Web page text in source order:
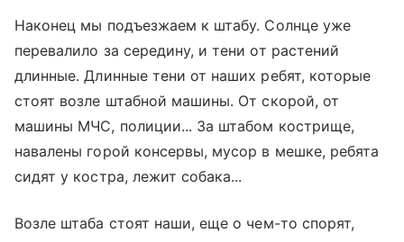
Наконец мы подъезжаем к штабу. Солнце уже
перевалило за середину, и тени от растений
длинные. Длинные тени от наших ребят, которые
стоят возле штабной машины. От скорой, от
машины МЧС, полиции... За штабом кострище,
навалены горой консервы, мусор в мешке, ребята
сидят у костра, лежит собака...
Возле штаба стоят наши, еще о чем-то спорят,